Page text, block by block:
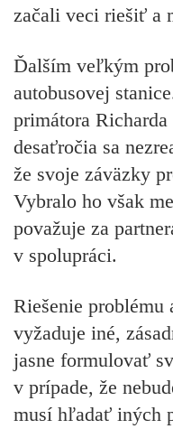
začali veci riešiť a
Ďalším veľkým
autobusovej
primátora
desaťročia sa
že svoje záväzky
Vybralo ho však
považuje za
v spolupráci.
Riešenie problému
vyžaduje iné,
jasne formulovať
v prípade, že
musí hľadať iných